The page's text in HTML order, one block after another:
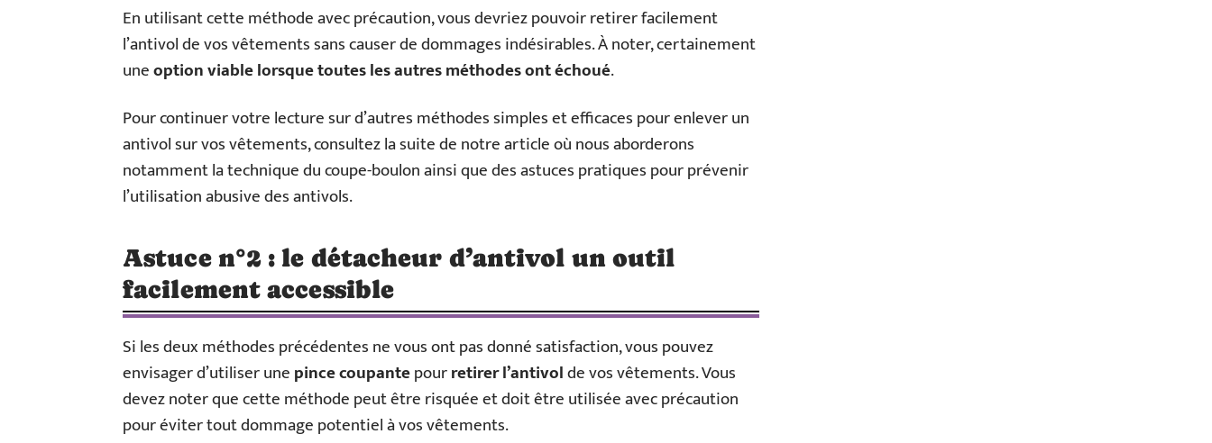
En utilisant cette méthode avec précaution, vous devriez pouvoir retirer facilement
l’antivol de vos vêtements sans causer de dommages indésirables. À noter, certainement
uneoption viable lorsque toutes les autres méthodes ont échoué.
Pour continuer votre lecture sur d’autres méthodes simples et efficaces pour enlever un
antivol sur vos vêtements, consultez la suite de notre article où nous aborderons
notamment la technique du coupe-boulon ainsi que des astuces pratiques pour prévenir
l’utilisation abusive des antivols.
Astuce n°2 : le détacheur d’antivol un outil
facilement accessible
Si les deux méthodes précédentes ne vous ont pas donné satisfaction, vous pouvez
envisager d’utiliser unepince coupantepourretirer l’antivolde vos vêtements. Vous
devez noter que cette méthode peut être risquée et doit être utilisée avec précaution
pour éviter tout dommage potentiel à vos vêtements.